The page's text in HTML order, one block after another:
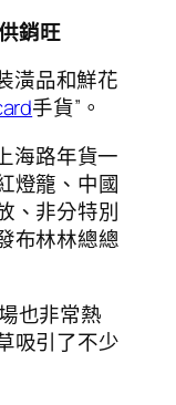
銷旺
潢品和鮮花
手貨”。
海路年貨一
燈籠、中國
、非分特別
布林林總總
也非常熱
吸引了不少